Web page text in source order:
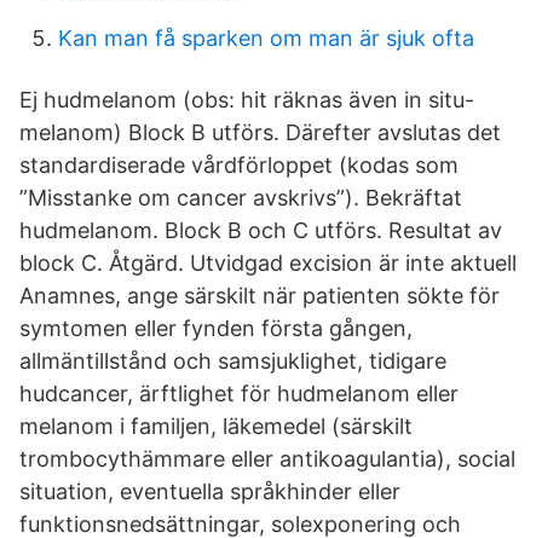
Kan man få sparken om man är sjuk ofta
Ej hudmelanom (obs: hit räknas även in situ-
melanom) Block B utförs. Därefter avslutas det
standardiserade vårdförloppet (kodas som
”Misstanke om cancer avskrivs”). Bekräftat
hudmelanom. Block B och C utförs. Resultat av
block C. Åtgärd. Utvidgad excision är inte aktuell
Anamnes, ange särskilt när patienten sökte för
symtomen eller fynden första gången,
allmäntillstånd och samsjuklighet, tidigare
hudcancer, ärftlighet för hudmelanom eller
melanom i familjen, läkemedel (särskilt
trombocythämmare eller antikoagulantia), social
situation, eventuella språkhinder eller
funktionsnedsättningar, solexponering och